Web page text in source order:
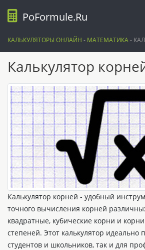
PoFormule.Ru
КАЛЬКУЛЯТОРЫ ОНЛАЙН - МАТЕМАТИКА-
Калькулятор
Калькулятор корней - удобный
точного вычисления корней
квадратные, кубические корни и
степеней. Этот калькулятор идеально
студентов и школьников, так и для